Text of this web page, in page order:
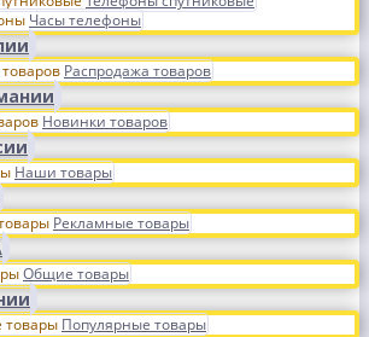
Часы телефоны
Распродажа товаров
Новинки товаров
Наши товары
Рекламные товары
Общие товары
Популярные товары